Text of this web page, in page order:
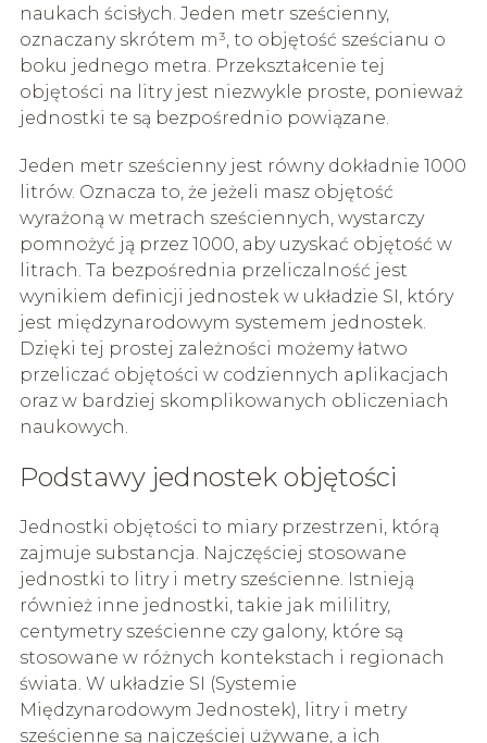
naukach ścisłych. Jeden metr sześcienny,
oznaczany skrótem m³, to objętość sześcianu o
boku jednego metra. Przekształcenie tej
objętości na litry jest niezwykle proste, ponieważ
jednostki te są bezpośrednio powiązane.
Jeden metr sześcienny jest równy dokładnie 1000
litrów. Oznacza to, że jeżeli masz objętość
wyrażoną w metrach sześciennych, wystarczy
pomnożyć ją przez 1000, aby uzyskać objętość w
litrach. Ta bezpośrednia przeliczalność jest
wynikiem definicji jednostek w układzie SI, który
jest międzynarodowym systemem jednostek.
Dzięki tej prostej zależności możemy łatwo
przeliczać objętości w codziennych aplikacjach
oraz w bardziej skomplikowanych obliczeniach
naukowych.
Podstawy jednostek objętości
Jednostki objętości to miary przestrzeni, którą
zajmuje substancja. Najczęściej stosowane
jednostki to litry i metry sześcienne. Istnieją
również inne jednostki, takie jak mililitry,
centymetry sześcienne czy galony, które są
stosowane w różnych kontekstach i regionach
świata. W układzie SI (Systemie
Międzynarodowym Jednostek), litry i metry
sześcienne są najczęściej używane, a ich